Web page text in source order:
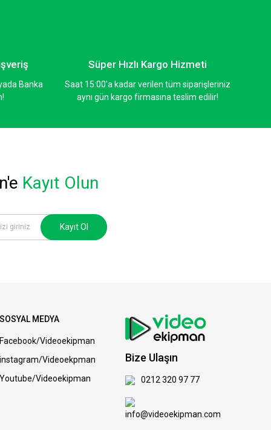
Banka
Süper Hızlı Kargo Hizmeti
Saat 15:00'a kadar verilen tüm siparişleriniz
aynı gün kargo firmasına teslim edilir!
Kayıt Olun
Kayıt Ol
SOSYAL MEDYA
Facebook/Videoekipman
instagram/Videoekpman
Youtube/Videoekipman
Bize Ulaşın
0212 320 97 77
info@videoekipman.com